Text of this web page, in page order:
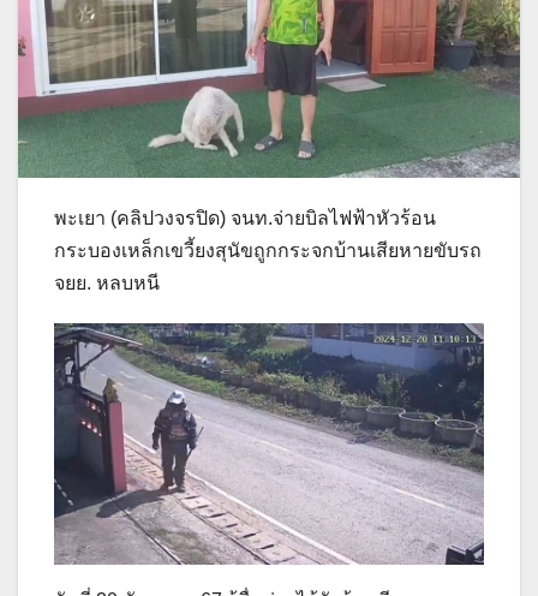
พะเยา (คลิปวงจรปิด) จนท.จ่ายบิลไฟฟ้าหัวร้อน
กระบองเหล็กเขวี้ยงสุนัขถูกกระจกบ้านเสียหายขับรถ
จยย. หลบหนี